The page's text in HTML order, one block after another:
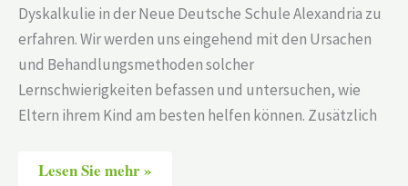
Dyskalkulie in der Neue Deutsche Schule Alexandria zu
erfahren. Wir werden uns eingehend mit den Ursachen
und Behandlungsmethoden solcher
Lernschwierigkeiten befassen und untersuchen, wie
Eltern ihrem Kind am besten helfen können. Zusätzlich
Lesen Sie mehr »